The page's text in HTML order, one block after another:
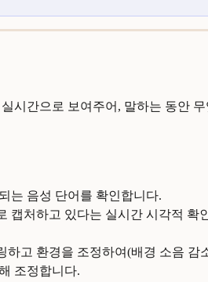
시간으로 보여주어, 말하는 동안 무
는 음성 단어를 확인합니다.
캡처하고 있다는 실시간 시각적 확
하고 환경을 조정하여(배경 소음 감
조정합니다.